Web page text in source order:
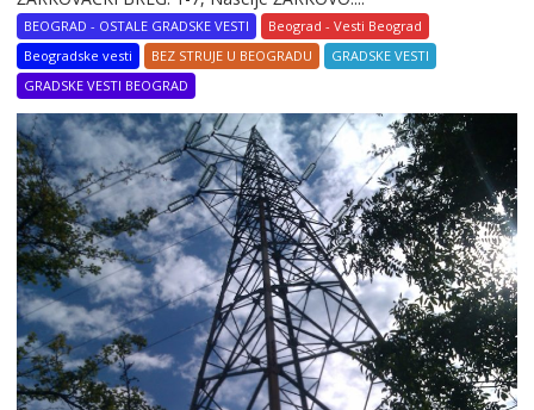
BEOGRAD - OSTALE GRADSKE VESTI
Beograd - Vesti Beograd
Beogradske vesti
BEZ STRUJE U BEOGRADU
GRADSKE VESTI
GRADSKE VESTI BEOGRAD